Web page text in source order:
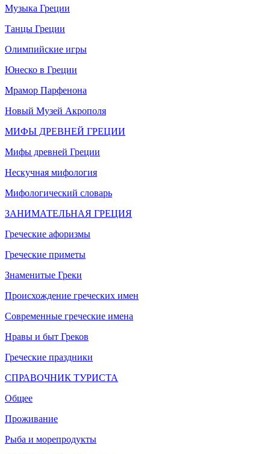
Музыка Греции
Танцы Греции
Олимпийские игры
Юнеско в Греции
Мрамор Парфенона
Новый Музей Акрополя
МИФЫ ДРЕВНЕЙ ГРЕЦИИ
Мифы древней Греции
Нескучная мифология
Мифологический словарь
ЗАНИМАТЕЛЬНАЯ ГРЕЦИЯ
Греческие афоризмы
Греческие приметы
Знаменитые Греки
Происхождение греческих имен
Современные греческие имена
Нравы и быт Греков
Греческие праздники
СПРАВОЧНИК ТУРИСТА
Общее
Проживание
Рыба и морепродукты